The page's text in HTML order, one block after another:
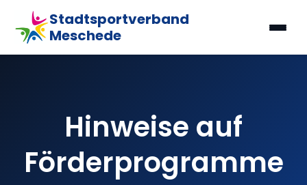
Stadtsportverband
Meschede
Hinweise auf
Förderprogramme